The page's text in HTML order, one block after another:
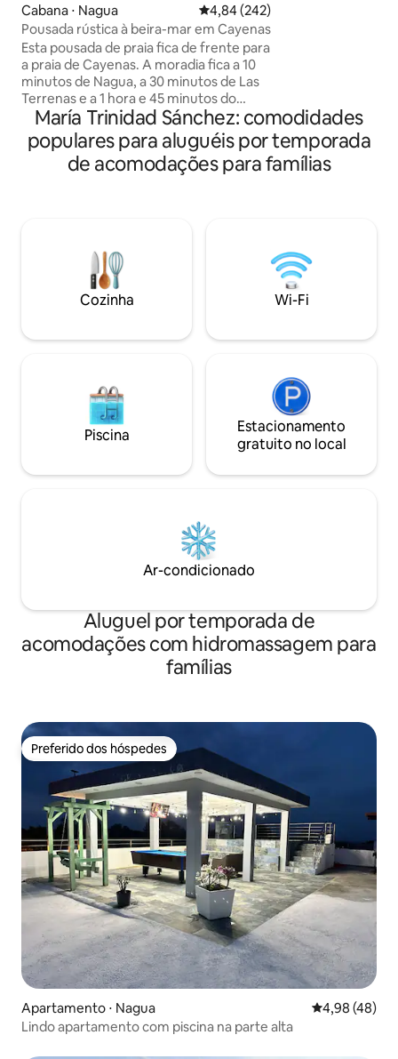
Cabana ⋅ Nagua 4,84 de uma avaliação média de
4,84 (242)
Pousada rústica à beira-mar em Cayenas
Esta pousada de praia fica de frente para
a praia de Cayenas. A moradia fica a 10
minutos de Nagua, a 30 minutos de Las
Terrenas e a 1 hora e 45 minutos do
aeroporto (SDQ). A casa tem um quintal
compartilhado com espaço para
entretenimento na praia ao ar livre, 2
quartos com vista para a praia e picuzzi
comunicação do quintal, churrasco e
picuzzi. A outra vila pode ser reservada
separadamente.
há problema em
aquecer
de acesso total a
propriedade não
María Trinidad Sánchez: comodidades
populares para aluguéis por temporada
de acomodações para famílias
Cozinha Wi-Fi
Piscina
Estacionamento
gratuito no local
Ar-condicionado
Aluguel por temporada de
acomodações com hidromassagem para
famílias
Preferido dos hóspedes
Preferido dos hóspedes
Apartamento ⋅ Nagua 4,98 de uma
4,98 (48)
Lindo apartamento com piscina na parte alta